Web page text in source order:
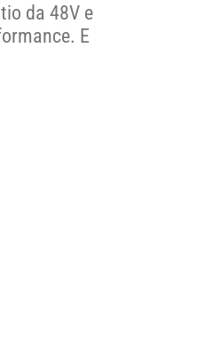
da 48V e
E